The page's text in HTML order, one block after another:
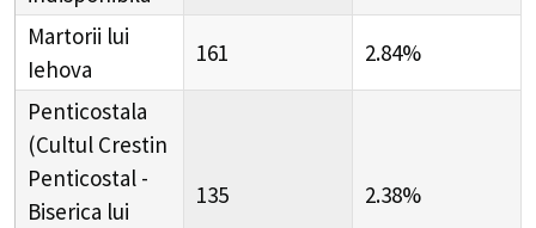
Martorii lui
Iehova
161 2.84%
Penticostala
(Cultul Crestin
Penticostal -
Biserica lui
135 2.38%